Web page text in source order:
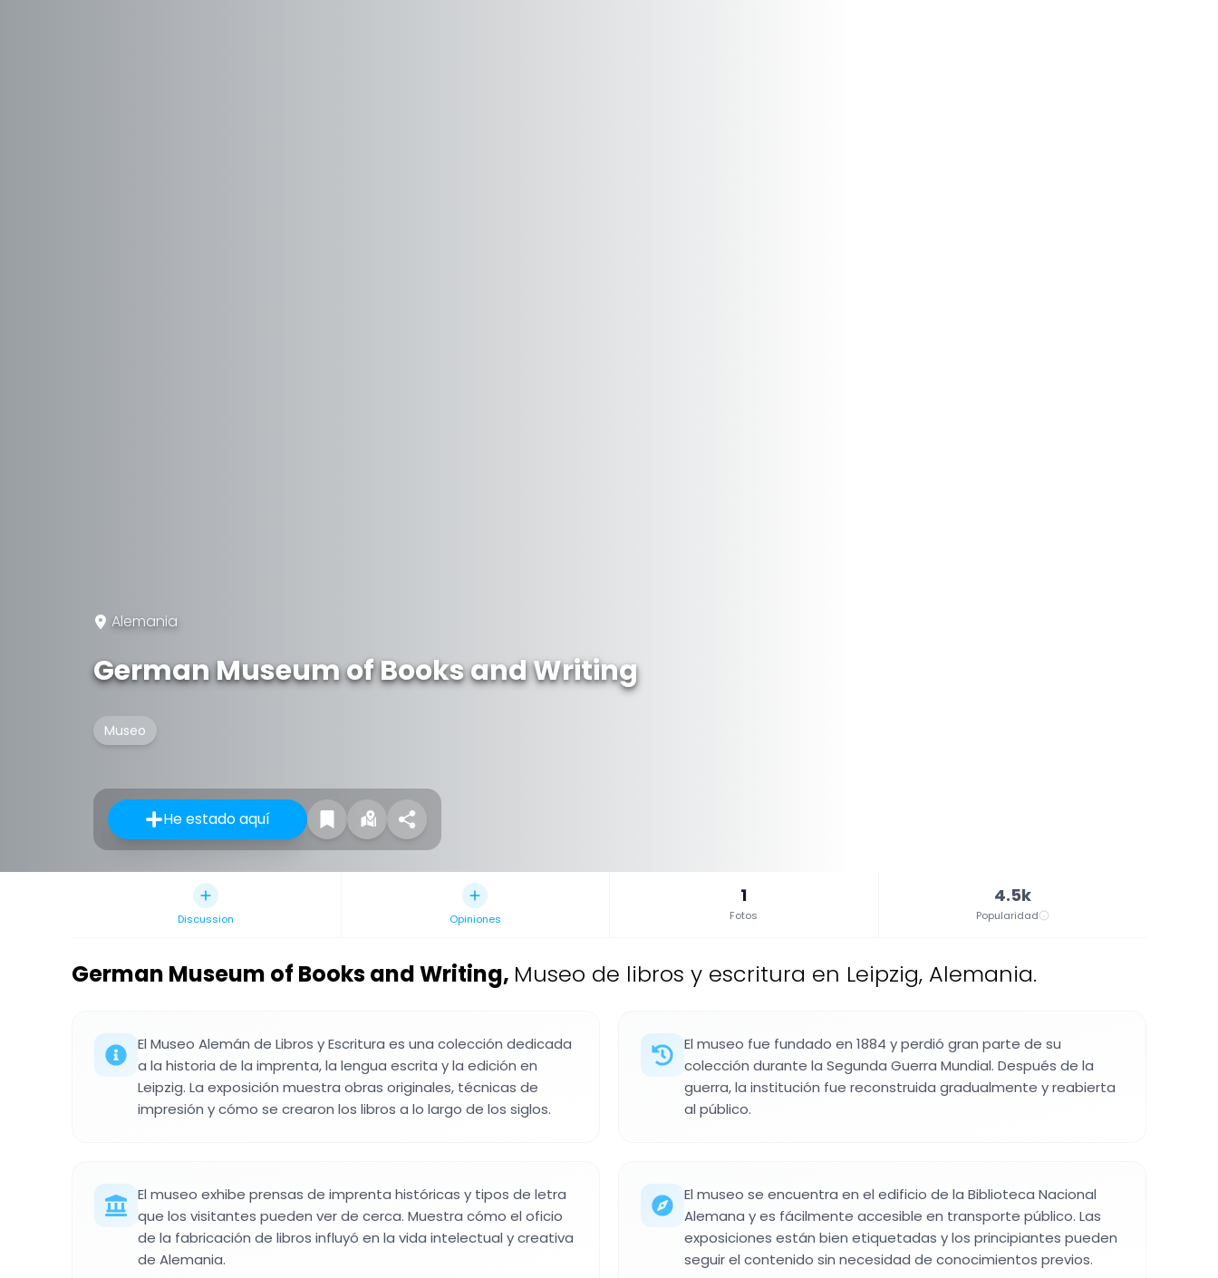
Alemania
German Museum of Books and Writing
Museo
He estado aquí
Discussion Opiniones
1
Fotos
4.5k
Popularidad
German Museum of Books and Writing, Museo de libros y escritura en Leipzig, Alemania.
El Museo Alemán de Libros y Escritura es una colección dedicada
a la historia de la imprenta, la lengua escrita y la edición en
Leipzig. La exposición muestra obras originales, técnicas de
impresión y cómo se crearon los libros a lo largo de los siglos.
El museo fue fundado en 1884 y perdió gran parte de su
colección durante la Segunda Guerra Mundial. Después de la
guerra, la institución fue reconstruida gradualmente y reabierta
al público.
El museo exhibe prensas de imprenta históricas y tipos de letra
que los visitantes pueden ver de cerca. Muestra cómo el oficio
de la fabricación de libros influyó en la vida intelectual y creativa
de Alemania.
El museo se encuentra en el edificio de la Biblioteca Nacional
Alemana y es fácilmente accesible en transporte público. Las
exposiciones están bien etiquetadas y los principiantes pueden
seguir el contenido sin necesidad de conocimientos previos.